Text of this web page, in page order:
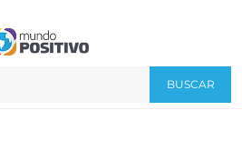
BUSCAR